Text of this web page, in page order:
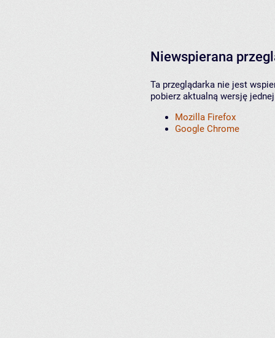
Niewspierana
Ta przeglądarka nie jest
pobierz aktualną wersję
Mozilla Firefox
Google Chrome